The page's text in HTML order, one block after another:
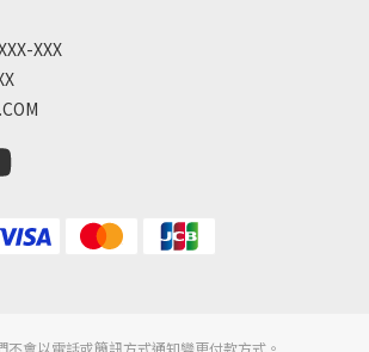
XXX
不會以電話或簡訊方式通知變更付款方式。